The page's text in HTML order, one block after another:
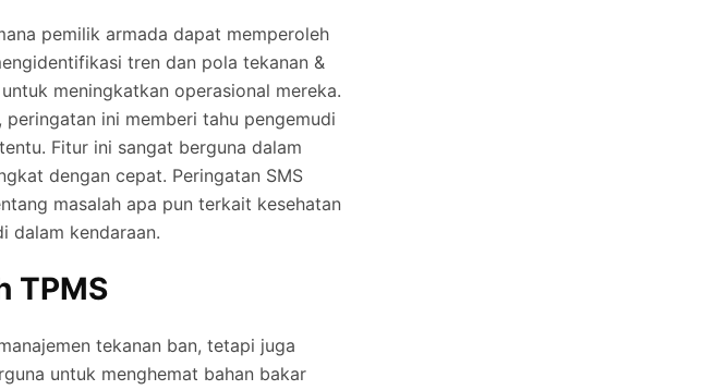
pemilik armada dapat memperoleh
tren dan pola tekanan &
meningkatkan operasional mereka.
peringatan ini memberi tahu pengemudi
Fitur ini sangat berguna dalam
dengan cepat. Peringatan SMS
masalah apa pun terkait kesehatan
dalam kendaraan.
TPMS
tekanan ban, tetapi juga
untuk menghemat bahan bakar